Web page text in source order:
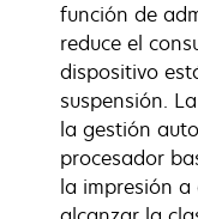
función de
reduce el
dispositivo
suspensión.
la gestión
procesador
la impresión